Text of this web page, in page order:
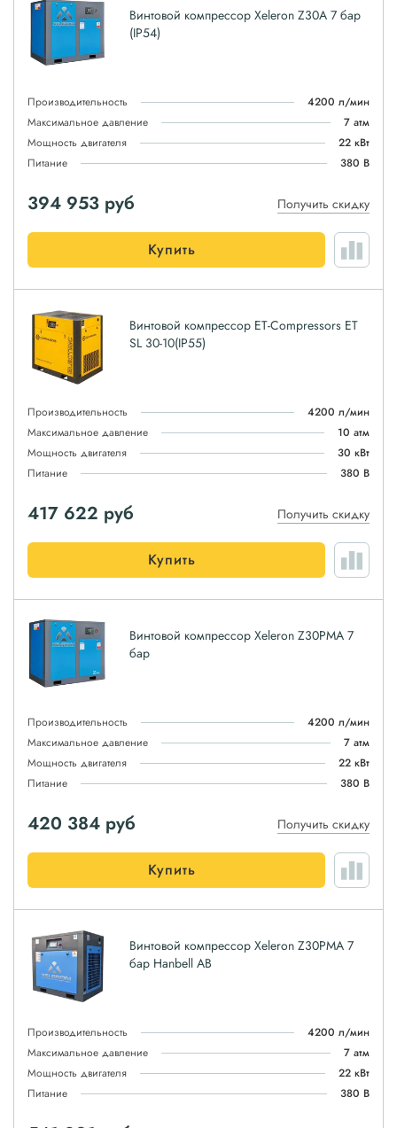
Винтовой компрессор Xeleron Z30A 7 бар
(IP54)
Производительность
4200 л/мин
Максимальное давление
7 атм
Мощность двигателя
22 кВт
Питание
380 В
394 953 руб Получить скидку
Купить
Винтовой компрессор ET-Compressors ET
SL 30-10(IP55)
Производительность
4200 л/мин
Максимальное давление
10 атм
Мощность двигателя
30 кВт
Питание
380 В
417 622 руб Получить скидку
Купить
Винтовой компрессор Xeleron Z30PMA 7
бар
Производительность
4200 л/мин
Максимальное давление
7 атм
Мощность двигателя
22 кВт
Питание
380 В
420 384 руб Получить скидку
Купить
Винтовой компрессор Xeleron Z30PMA 7
бар Hanbell AB
Производительность
4200 л/мин
Максимальное давление
7 атм
Мощность двигателя
22 кВт
Питание
380 В